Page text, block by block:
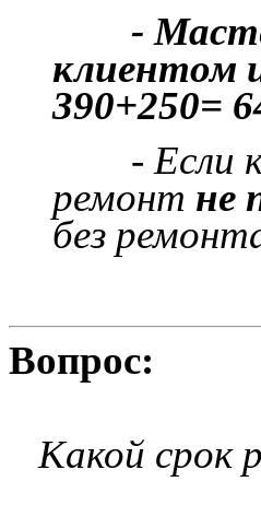
- Мастер
клиентом
390+250=
- Если
ремонт не
без
Вопрос:
Какой срок